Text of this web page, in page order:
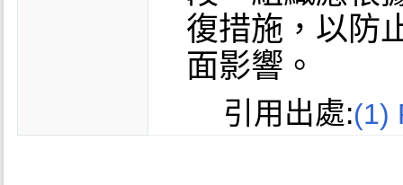
復措施，以防
面影響。
引用出處:(1)